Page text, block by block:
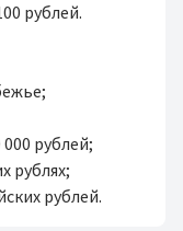
рублей.
рублей;
рублях;
рублей.